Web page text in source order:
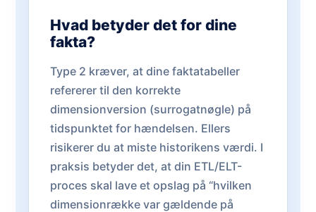
Hvad betyder det for dine
fakta?
Type 2 kræver, at dine faktatabeller
refererer til den korrekte
dimensionversion (surrogatnøgle) på
tidspunktet for hændelsen. Ellers
risikerer du at miste historikens værdi. I
praksis betyder det, at din ETL/ELT-
proces skal lave et opslag på “hvilken
dimensionrække var gældende på